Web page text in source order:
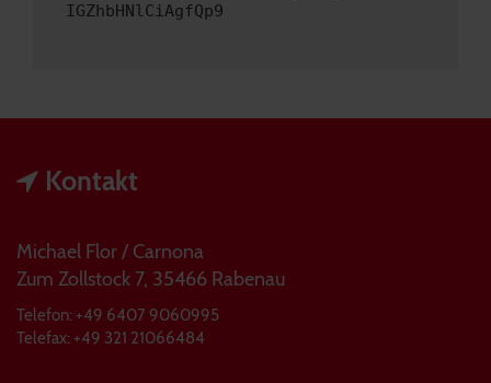
IGZhbHNlCiAgfQp9
Kontakt
Michael Flor / Carnona
Zum Zollstock 7, 35466 Rabenau
Telefon: +49 6407 9060995
Telefax: +49 321 21066484